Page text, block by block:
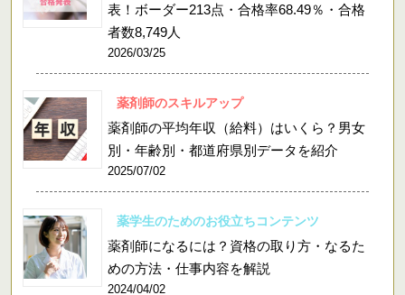
表！ボーダー213点・合格率68.49％・合格
者数8,749人
2026/03/25
薬剤師のスキルアップ
薬剤師の平均年収（給料）はいくら？男女
別・年齢別・都道府県別データを紹介
2025/07/02
薬学生のためのお役立ちコンテンツ
薬剤師になるには？資格の取り方・なるた
めの方法・仕事内容を解説
2024/04/02